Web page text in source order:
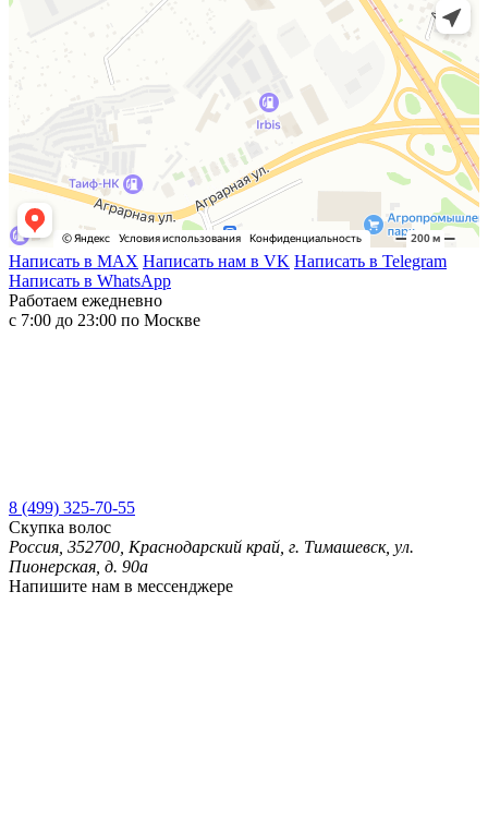
Написать в MAX Написать нам в VK Написать в Telegram
Написать в WhatsApp
Работаем ежедневно
с 7:00 до 23:00 по Москве
8 (499) 325-70-55
Скупка волос
Россия, 352700, Краснодарский край, г. Тимашевск, ул.
Пионерская, д. 90а
Напишите нам в мессенджере